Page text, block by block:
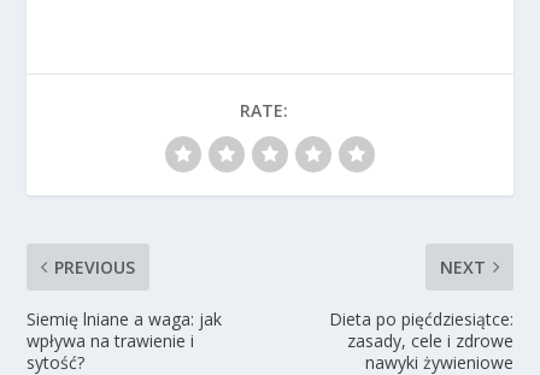
RATE:
PREVIOUS
Siemię lniane a waga: jak
wpływa na trawienie i
sytość?
NEXT
Dieta po pięćdziesiątce:
zasady, cele i zdrowe
nawyki żywieniowe